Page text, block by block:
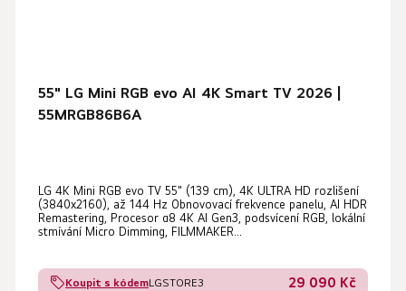
55" LG Mini RGB evo AI 4K Smart TV 2026 |
55MRGB86B6A
LG 4K Mini RGB evo TV 55" (139 cm), 4K ULTRA HD rozlišení
(3840x2160), až 144 Hz Obnovovací frekvence panelu, AI HDR
Remastering, Procesor α8 4K AI Gen3, podsvícení RGB, lokální
stmívání Micro Dimming, FILMMAKER...
Koupit s kódemLGSTORE3 29 090 Kč